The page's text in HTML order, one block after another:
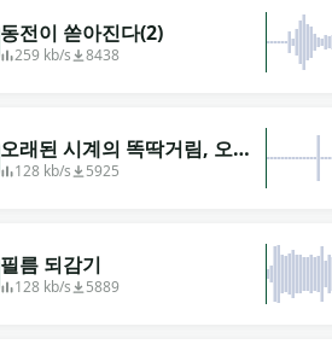
동전이 쏟아진다(2)
259 kb/s 8438
오래된 시계의 똑딱거림, 오래
된 시계가 똑딱거린다
128 kb/s 5925
필름 되감기
128 kb/s 5889